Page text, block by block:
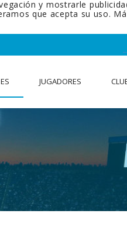
y mostrarle
que acepta su uso.
JUGADORES